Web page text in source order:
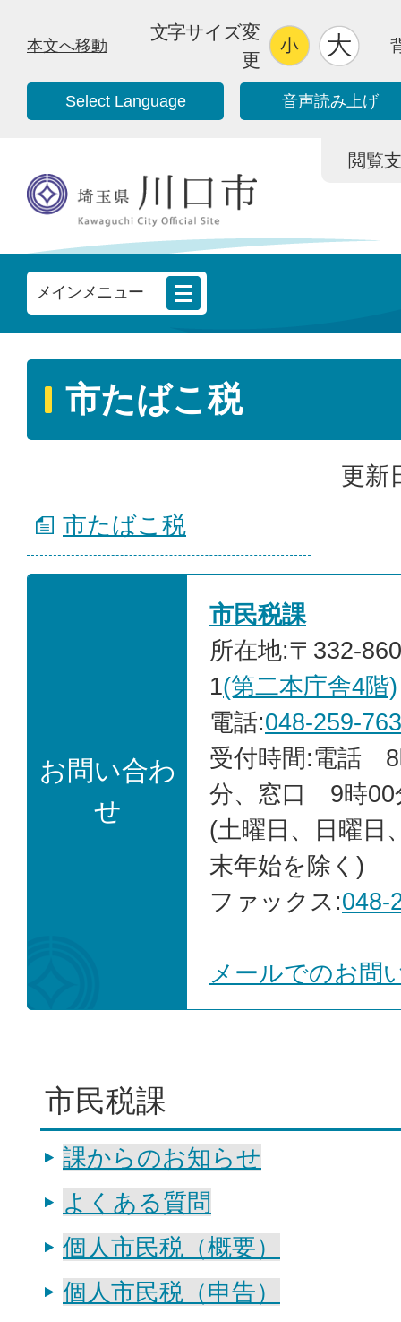
本文へ移動
文字サイズ変
更
Select Language 音声読み上げ
閲覧
メインメニュー
市たばこ税
更新
市たばこ税
お問い合わ
せ
市民税課
所在地:〒332-
1(第二本庁舎4階)
電話:048-259-
受付時間:電話 8
分、窓口 9時00
(土曜日、日曜日
末年始を除く)
ファックス:048-
メールでのお問
市民税課
課からのお知らせ
よくある質問
個人市民税（概要）
個人市民税（申告）